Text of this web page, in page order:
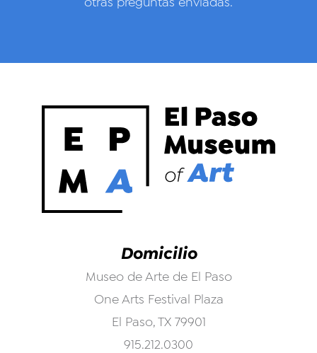
Domicilio
Museo de Arte de El Paso
One Arts Festival Plaza
El Paso, TX 79901
915.212.0300